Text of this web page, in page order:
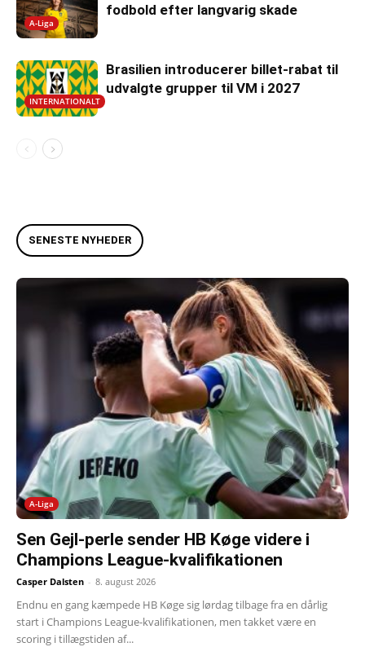
A-Liga
fodbold efter langvarig skade
INTERNATIONALT
Brasilien introducerer billet-rabat til
udvalgte grupper til VM i 2027
SENESTE NYHEDER
A-Liga
Sen Gejl-perle sender HB Køge videre i
Champions League-kvalifikationen
Casper Dalsten - 8. august 2026
Endnu en gang kæmpede HB Køge sig lørdag tilbage fra en dårlig
start i Champions League-kvalifikationen, men takket være en
scoring i tillægstiden af...